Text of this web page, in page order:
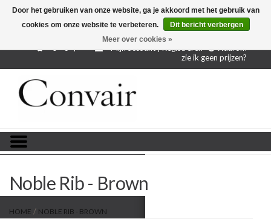
Gratis verzending bij aankoop vanaf € 250,-
Gratis
0 - €--,--
Mijn account | Registreren
Waarom
zie ik geen prijzen?
Stoffen per meter
Restanten
Noble Rib - Brown
HOME / NOBLE RIB - BROWN
Door het gebruiken van onze website, ga je akkoord met het gebruik van
cookies om onze website te verbeteren.
Dit bericht verbergen
Meer over cookies »